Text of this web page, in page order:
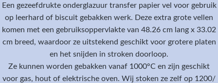
Een gezeefdrukte onderglazuur transfer papier vel voor gebruik
op leerhard of biscuit gebakken werk. Deze extra grote vellen
komen met een gebruiksoppervlakte van 48.26 cm lang x 33.02
cm breed, waardoor ze uitstekend geschikt voor grotere platen
en het snijden in stroken doorloop.
Ze kunnen worden gebakken vanaf 1000°C en zijn geschikt
voor gas, hout of elektrische oven. Wij stoken ze zelf op 1200/